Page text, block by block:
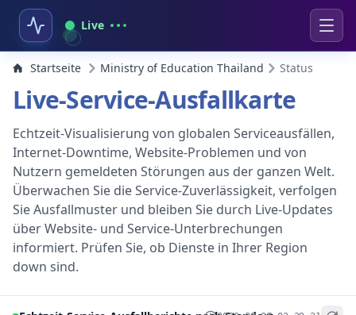
Live
Startseite Ministry of Education Thailand Status
Live-Service-Ausfallkarte
Echtzeit-Visualisierung von globalen Serviceausfällen,
Internet-Downtime, Website-Problemen und von
Nutzern gemeldeten Störungen aus der ganzen Welt.
Überwachen Sie die Service-Zuverlässigkeit, verfolgen
Sie Ausfallmuster und bleiben Sie durch Live-Updates
über Website- und Service-Unterbrechungen
informiert. Prüfen Sie, ob Dienste in Ihrer Region
down sind.